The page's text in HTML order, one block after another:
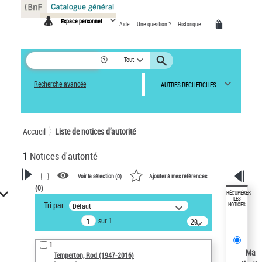
Espace personnel Aide Une question ? Historique
Tout
Recherche avancée AUTRES RECHERCHES
Accueil Liste de notices d’autorité
1 Notices d'autorité
VOTRE RECHERCHE
Recherche avancée dans les
notices d’autorité
Œuvres liées à l'auteur :
Temperton, Rod (1947-2016)
Voir la sélection (0) Ajouter à mes références
(0)
Tri par : Défaut
sur 1
20
résultats/page
1
Temperton, Rod (1947-2016)
RÉCUPÉRER
LES
NOTICES
Ma
Panneau de gestion des cookies